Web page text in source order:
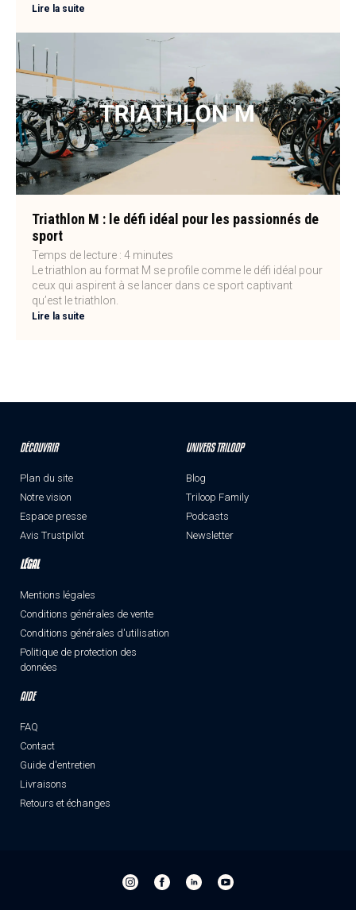
Lire la suite
Triathlon M : le défi idéal pour les passionnés de
sport
Temps de lecture : 4 minutes
Le triathlon au format M se profile comme le défi idéal pour
ceux qui aspirent à se lancer dans ce sport captivant
qu’est le triathlon.
Lire la suite
DÉCOUVRIR
Plan du site
Notre vision
Espace presse
Avis Trustpilot
UNIVERS TRILOOP
Blog
Triloop Family
Podcasts
Newsletter
LÉGAL
Mentions légales
Conditions générales de vente
Conditions générales d'utilisation
Politique de protection des
données
AIDE
FAQ
Contact
Guide d'entretien
Livraisons
Retours et échanges
Instagram-
triloop
Facebook-
triloop
Linkedin-
triloop
Youtube-
triloop